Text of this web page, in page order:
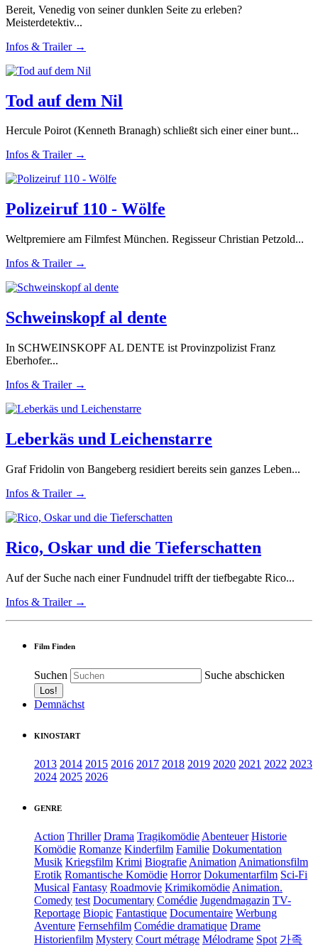
Bereit, Venedig von seiner dunklen Seite zu erleben?
Meisterdetektiv...
Infos & Trailer →
Tod auf dem Nil
Hercule Poirot (Kenneth Branagh) schließt sich einer einer bunt...
Infos & Trailer →
Polizeiruf 110 - Wölfe
Weltpremiere am Filmfest München. Regisseur Christian Petzold...
Infos & Trailer →
Schweinskopf al dente
In SCHWEINSKOPF AL DENTE ist Provinzpolizist Franz
Eberhofer...
Infos & Trailer →
Leberkäs und Leichenstarre
Graf Fridolin von Bangeberg residiert bereits sein ganzes Leben...
Infos & Trailer →
Rico, Oskar und die Tieferschatten
Auf der Suche nach einer Fundnudel trifft der tiefbegabte Rico...
Infos & Trailer →
Film Finden
Suchen Suche abschicken
Demnächst
KINOSTART
2013 2014 2015 2016 2017 2018 2019 2020 2021 2022 2023
2024 2025 2026
GENRE
Action Thriller Drama Tragikomödie Abenteuer Historie
Komödie Romanze Kinderfilm Familie Dokumentation
Musik Kriegsfilm Krimi Biografie Animation Animationsfilm
Erotik Romantische Komödie Horror Dokumentarfilm Sci-Fi
Musical Fantasy Roadmovie Krimikomödie Animation.
Comedy test Documentary Comédie Jugendmagazin TV-
Reportage Biopic Fantastique Documentaire Werbung
Aventure Fernsehfilm Comédie dramatique Drame
Historienfilm Mystery Court métrage Mélodrame Spot 가족